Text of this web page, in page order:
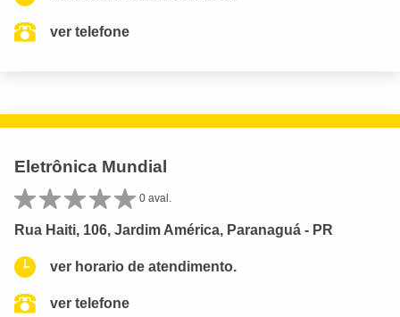
ver telefone
Eletrônica Mundial
0 aval.
Rua Haiti, 106, Jardim América, Paranaguá - PR
ver horario de atendimento.
ver telefone